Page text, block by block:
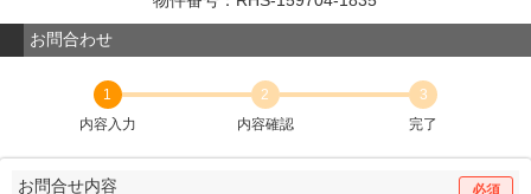
お問合わせ
1
内容入力
2
内容確認
3
完了
お問合せ内容 必須